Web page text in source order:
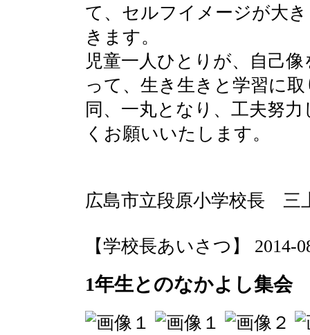
て、セルフイメージが大
きます。
児童一人ひとりが、自己
って、生き生きと学習に
同、一丸となり、工夫努
くお願いいたします。
広島市立段原小学校長
【学校長あいさつ】 2014-
1年生とのなかよし集会